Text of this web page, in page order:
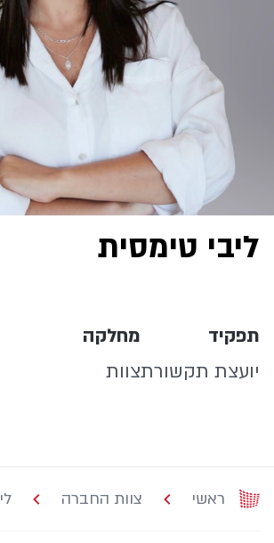
ליבי טימסית
תפקיד
יועצת תקשורת
מחלקה
צוות
ראשי צוות החברה